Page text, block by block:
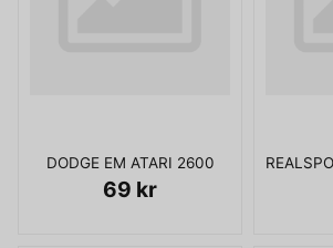
DODGE EM ATARI 2600
69 kr